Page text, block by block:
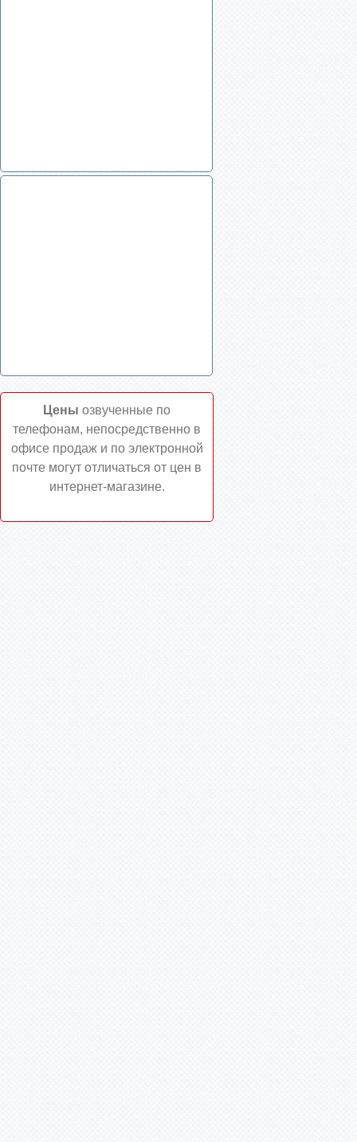
Цены озвученные по
телефонам, непосредственно в
офисе продаж и по электронной
почте могут отличаться от цен в
интернет-магазине.